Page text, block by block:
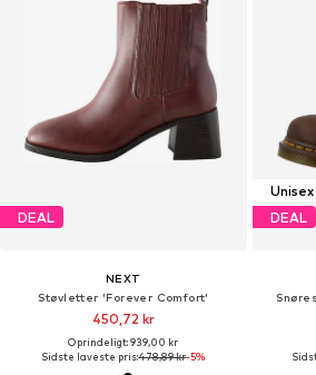
DEAL
NEXT
Støvletter 'Forever Comfort'
450,72 kr
Oprindeligt: 939,00 kr
Sidste laveste pris:478,89 kr-5%
Unisex
DEAL